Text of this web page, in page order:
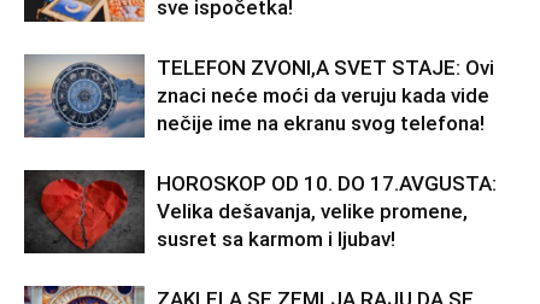
sve ispočetka!
TELEFON ZVONI,A SVET STAJE: Ovi
znaci neće moći da veruju kada vide
nečije ime na ekranu svog telefona!
HOROSKOP OD 10. DO 17.AVGUSTA:
Velika dešavanja, velike promene,
susret sa karmom i ljubav!